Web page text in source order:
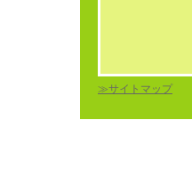
≫サイトマップ